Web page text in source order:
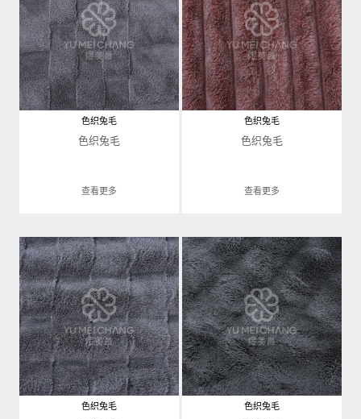
色织兔毛
色织兔毛
查看更多
色织兔毛
色织兔毛
查看更多
色织兔毛 色织兔毛